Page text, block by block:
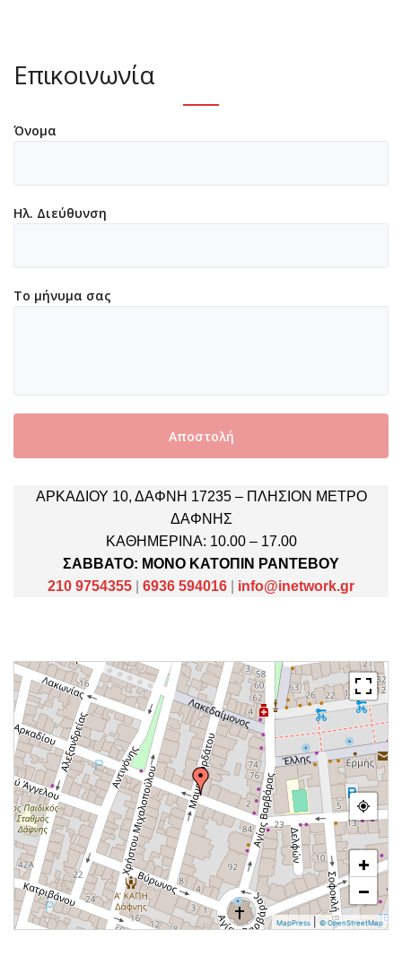
Επικοινωνία
Όνομα
Ηλ. Διεύθυνση
Το μήνυμα σας
ΑΡΚΑΔΙΟΥ 10, ΔΑΦΝΗ 17235 – ΠΛΗΣΙΟΝ ΜΕΤΡΟ
ΔΑΦΝΗΣ
ΚΑΘΗΜΕΡΙΝΑ: 10.00 – 17.00
ΣΑΒΒΑΤΟ: ΜΟΝΟ ΚΑΤΟΠΙΝ ΡΑΝΤΕΒΟΥ
210 9754355
6936 594016 info@inetwork.gr
+
−
MapPress © OpenStreetMap